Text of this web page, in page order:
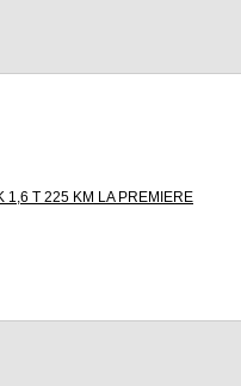
1,6 T 225 KM LA PREMIERE